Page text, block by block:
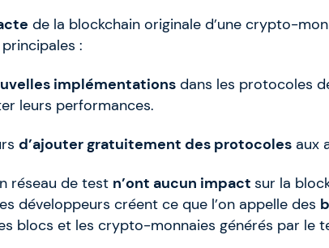
de la blockchain originale d’une crypto-
:
implémentations dans les protocoles
leurs performances.
d’ajouter gratuitement des protocoles aux
réseau de test n’ont aucun impact sur la
développeurs créent ce que l’on appelle des
blocs et les crypto-monnaies générés par le